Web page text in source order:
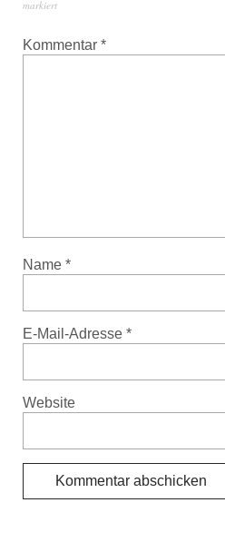
markiert
Kommentar *
Name *
E-Mail-Adresse *
Website